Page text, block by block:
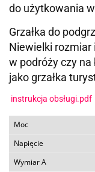
do użytkowania
Grzałka do
Niewielki rozmiar
w podróży czy
jako grzałka
instrukcja obsługi.pdf
Moc
Napięcie
Wymiar A